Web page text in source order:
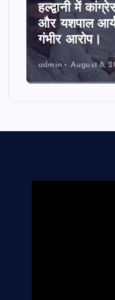
हल्द्वानी में
और यशपाल
गंभीर आरोप।
admin August 8,